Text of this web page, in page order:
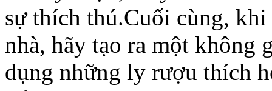
sự thích thú.Cuối cùng,
nhà, hãy tạo ra một không
dụng những ly rượu thích